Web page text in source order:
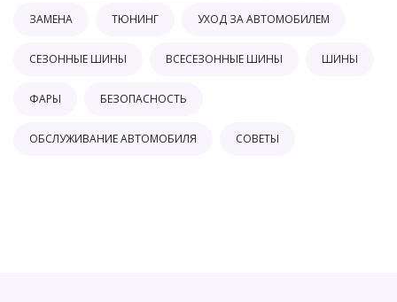
ЗАМЕНА ТЮНИНГ УХОД ЗА АВТОМОБИЛЕМ
СЕЗОННЫЕ ШИНЫ ВСЕСЕЗОННЫЕ ШИНЫ ШИНЫ
ФАРЫ БЕЗОПАСНОСТЬ
ОБСЛУЖИВАНИЕ АВТОМОБИЛЯ СОВЕТЫ